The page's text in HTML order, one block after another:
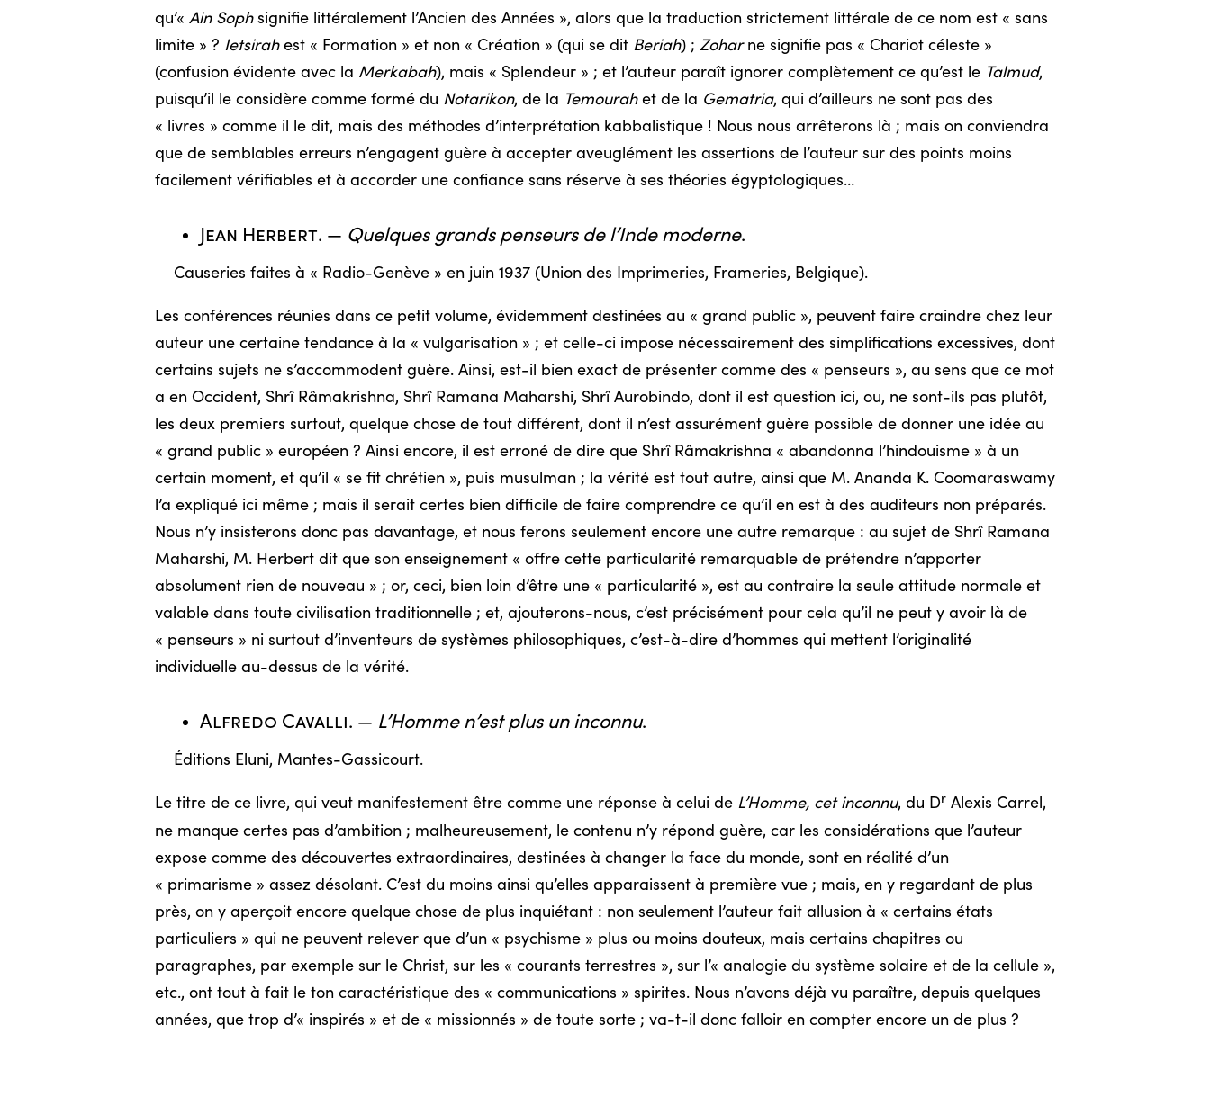
qu’« Ain Sophsignifie littéralement l’Ancien des Années », alors que la traduction strictement littérale de ce nom est « sans
limite » ? Ietsirahest « Formation » et non « Création » (qui se dit Beriah) ; Zoharne signifie pas « Chariot céleste »
(confusion évidente avec la Merkabah), mais « Splendeur » ; et l’auteur paraît ignorer complètement ce qu’est le Talmud,
puisqu’il le considère comme formé du Notarikon, de la Temourahet de la Gematria, qui d’ailleurs ne sont pas des
« livres » comme il le dit, mais des méthodes d’interprétation kabbalistique ! Nous nous arrêterons là ; mais on conviendra
que de semblables erreurs n’engagent guère à accepter aveuglément les assertions de l’auteur sur des points moins
facilement vérifiables et à accorder une confiance sans réserve à ses théories égyptologiques…
Jean Herbert. — Quelques grands penseurs de l’Inde moderne.
Causeries faites à « Radio-Genève » en juin 1937 (Union des Imprimeries, Frameries, Belgique).
Les conférences réunies dans ce petit volume, évidemment destinées au « grand public », peuvent faire craindre chez leur
auteur une certaine tendance à la « vulgarisation » ; et celle-ci impose nécessairement des simplifications excessives, dont
certains sujets ne s’accommodent guère. Ainsi, est-il bien exact de présenter comme des « penseurs », au sens que ce mot
a en Occident, Shrî Râmakrishna, Shrî Ramana Maharshi, Shrî Aurobindo, dont il est question ici, ou, ne sont-ils pas plutôt,
les deux premiers surtout, quelque chose de tout différent, dont il n’est assurément guère possible de donner une idée au
« grand public » européen ? Ainsi encore, il est erroné de dire que Shrî Râmakrishna « abandonna l’hindouisme » à un
certain moment, et qu’il « se fit chrétien », puis musulman ; la vérité est tout autre, ainsi que M. Ananda K. Coomaraswamy
l’a expliqué ici même ; mais il serait certes bien difficile de faire comprendre ce qu’il en est à des auditeurs non préparés.
Nous n’y insisterons donc pas davantage, et nous ferons seulement encore une autre remarque : au sujet de Shrî Ramana
Maharshi, M. Herbert dit que son enseignement « offre cette particularité remarquable de prétendre n’apporter
absolument rien de nouveau » ; or, ceci, bien loin d’être une « particularité », est au contraire la seule attitude normale et
valable dans toute civilisation traditionnelle ; et, ajouterons-nous, c’est précisément pour cela qu’il ne peut y avoir là de
« penseurs » ni surtout d’inventeurs de systèmes philosophiques, c’est-à-dire d’hommes qui mettent l’originalité
individuelle au-dessus de la vérité.
Alfredo Cavalli. — L’Homme n’est plus un inconnu.
Éditions Eluni, Mantes-Gassicourt.
Le titre de ce livre, qui veut manifestement être comme une réponse à celui de L’Homme, cet inconnu, du Dr Alexis Carrel,
ne manque certes pas d’ambition ; malheureusement, le contenu n’y répond guère, car les considérations que l’auteur
expose comme des découvertes extraordinaires, destinées à changer la face du monde, sont en réalité d’un
« primarisme » assez désolant. C’est du moins ainsi qu’elles apparaissent à première vue ; mais, en y regardant de plus
près, on y aperçoit encore quelque chose de plus inquiétant : non seulement l’auteur fait allusion à « certains états
particuliers » qui ne peuvent relever que d’un « psychisme » plus ou moins douteux, mais certains chapitres ou
paragraphes, par exemple sur le Christ, sur les « courants terrestres », sur l’« analogie du système solaire et de la cellule »,
etc., ont tout à fait le ton caractéristique des « communications » spirites. Nous n’avons déjà vu paraître, depuis quelques
années, que trop d’« inspirés » et de « missionnés » de toute sorte ; va-t-il donc falloir en compter encore un de plus ?